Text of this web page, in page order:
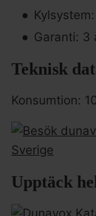
Garanti: 3
Teknisk
Konsumtion:
Upptäck